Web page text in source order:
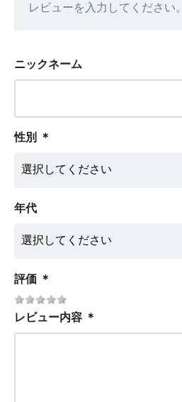
レビューを入力してください。
ニックネーム
性別 ＊
年代
評価 ＊
レビュー内容 ＊